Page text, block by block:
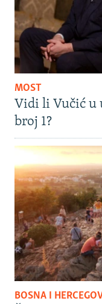
MOST
Vidi li Vučić u
broj 1?
BOSNA I